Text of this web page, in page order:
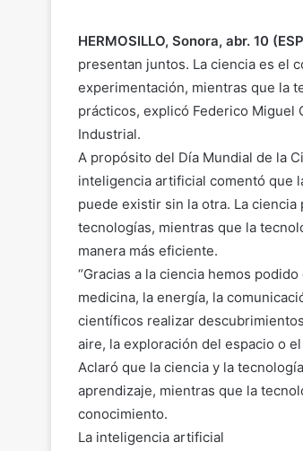
HERMOSILLO, Sonora, abr. 10
presentan juntos. La ciencia es el
experimentación, mientras que la
prácticos, explicó Federico
Industrial.
A propósito del Día Mundial de la
inteligencia artificial comentó que
puede existir sin la otra. La
tecnologías, mientras que la
manera más eficiente.
“Gracias a la ciencia hemos
medicina, la energía, la
científicos realizar
aire, la exploración del espacio o
Aclaró que la ciencia y la
aprendizaje, mientras que la
conocimiento.
La inteligencia artificial